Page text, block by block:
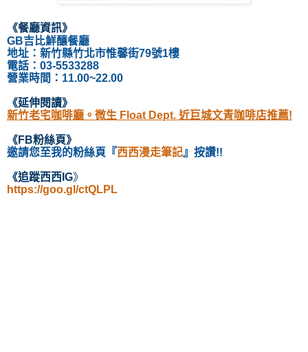
《餐廳資訊》
GB吉比鮮釀餐廳
地址： 新竹縣竹北市惟馨街79號1樓
電話： 03-5533288
營業時間：11.00~22.00
《延伸閱讀》
新竹老宅咖啡廳。微生 Float Dept. 近巨城文青咖啡店推薦!
《FB粉絲頁》
邀請您至我的粉絲頁 『西西漫走筆記』按讚!!
《追蹤西西IG》
https://goo.gl/ctQLPL